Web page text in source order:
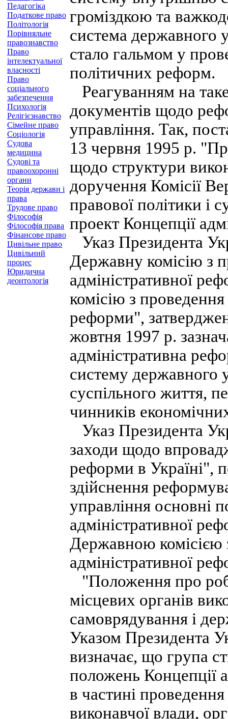
Педагогіка
Податкове право
Політологія
Порівняльне
правознавство
Право
інтелектуальної
власності
Право
соціального
забезпечення
Психологія
Релігієзнавство
Сімейне право
Соціологія
Судова
медицина
Судові та
правоохоронні
органи
Теорія держави і
права
Трудове право
Філософія
Філософія права
Фінансове право
Цивільне право
Цивільний
процес
Юридична
деонтологія
громіздкою та
система державного
стало гальмом у
політичних реформ.
Реагуванням на
документів щодо
управління. Так,
13 червня 1995 p.
щодо структури
доручення Комісії
правової політики і
проект Концепції
Указ Президента
Державну комісію з
адміністративної
комісію з проведення
реформи",
жовтня 1997 p.
адміністративна
систему державного
суспільного життя,
чинників
Указ Президента
заходи щодо
реформи в Україні",
здійснення
управління основні
адміністративної
Державною комісією
адміністративної
"Положення про
місцевих органів
самоврядування і
Указом Президента
визначає, що група
положень Концепції
в частині
виконавчої влади,